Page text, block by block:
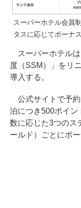
スーパーホテル会員
タスに応じてボーナ
スーパーホテルは
度（SSM）」をリ
導入する。
公式サイトで予約
泊につき500ポイン
数に応じた3つのス
ールド）ごとにボ